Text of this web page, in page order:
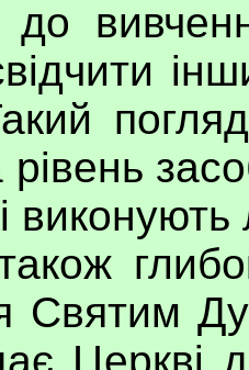
до
глибоко
Святим
Церкві